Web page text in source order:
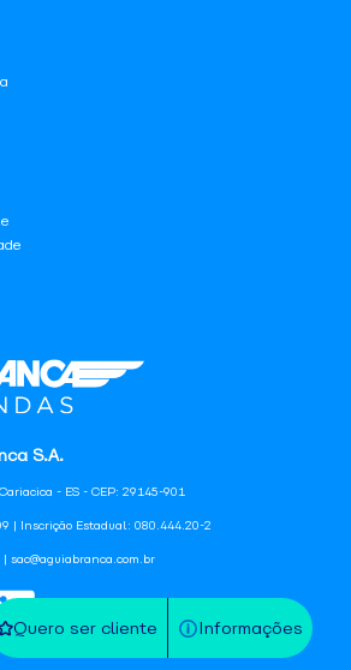
Quero ser cliente Informações
S.A.
- ES - CEP: 29145-901
| Inscrição Estadual: 080.444.20-2
sac@aguiabranca.com.br